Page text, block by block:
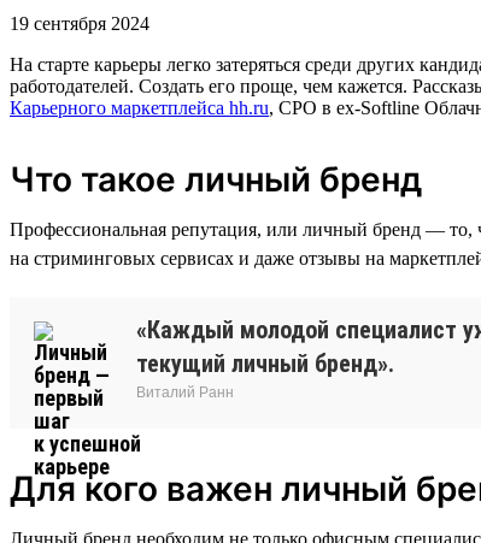
19 сентября 2024
На старте карьеры легко затеряться среди других
работодателей. Создать его проще, чем кажется.
Карьерного маркетплейса hh.ru, CPO в ex-Softline
Что такое личный бренд
Профессиональная репутация, или личный бренд — то,
на стриминговых сервисах и даже отзывы на
«Каждый молодой специалист
текущий личный бренд».
Виталий Ранн
Для кого важен личный
Личный бренд необходим не только офисным